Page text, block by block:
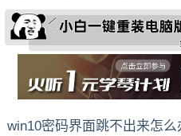
win10密码界面跳不出来怎么